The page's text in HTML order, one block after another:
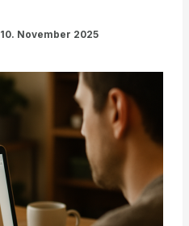
10. November 2025